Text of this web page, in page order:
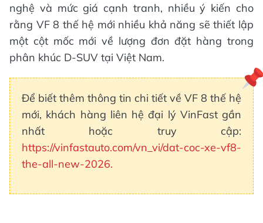
nghệ và mức giá cạnh tranh, nhiều ý kiến cho
rằng VF 8 thế hệ mới nhiều khả năng sẽ thiết lập
một cột mốc mới về lượng đơn đặt hàng trong
phân khúc D-SUV tại Việt Nam.
Để biết thêm thông tin chi tiết về VF 8 thế hệ
mới, khách hàng liên hệ đại lý VinFast gần
nhất hoặc truy cập:
https://vinfastauto.com/vn_vi/dat-coc-xe-vf8-
the-all-new-2026.